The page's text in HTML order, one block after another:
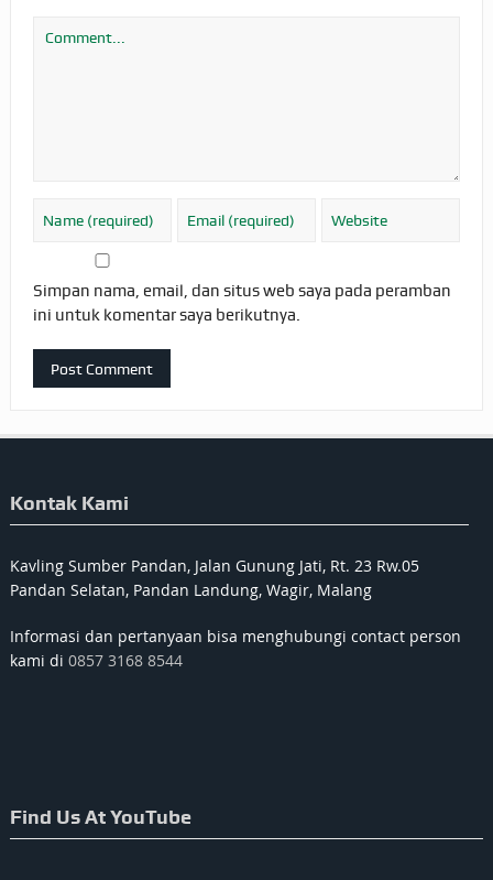
Simpan nama, email, dan situs web saya pada peramban
ini untuk komentar saya berikutnya.
Kontak Kami
Kavling Sumber Pandan, Jalan Gunung Jati, Rt. 23 Rw.05
Pandan Selatan, Pandan Landung, Wagir, Malang
Informasi dan pertanyaan bisa menghubungi contact person
kami di 0857 3168 8544
Find Us At YouTube